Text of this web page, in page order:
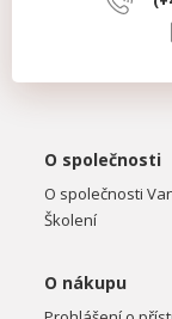
O společnosti
O společnosti
Školení
O nákupu